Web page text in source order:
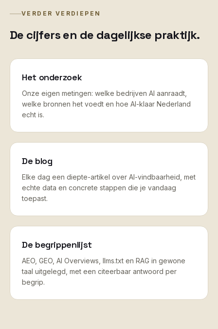
VERDER VERDIEPEN
De cijfers en de dagelijkse praktijk.
Het onderzoek
Onze eigen metingen: welke bedrijven AI aanraadt,
welke bronnen het voedt en hoe AI-klaar Nederland
echt is.
De blog
Elke dag een diepte-artikel over AI-vindbaarheid, met
echte data en concrete stappen die je vandaag
toepast.
De begrippenlijst
AEO, GEO, AI Overviews, llms.txt en RAG in gewone
taal uitgelegd, met een citeerbaar antwoord per
begrip.